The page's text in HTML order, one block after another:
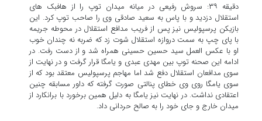
دقیقه ۳۹: سروش رفیعی در میانه میدان توپ را از هافبک های
استقلال دزدید و با پاس به سعید صادقی وی را صاحب توپ کرد. این
بازیکن پرسپولیس نیز پس از فریب مدافع استقلال در محوطه جریمه
با پای چپ به سمت دروازه استقلال شوت زد که ضربه نه چندان خوب
او با عکس العمل سید حسین حسینی همراه شد و از دست رفت. در
ادامه این صحنه توپ بین مهدی عبدی و یامگا قرار گرفت و در نهایت از
سوی مدافعان استقلال دفع شد اما مهاجم پرسپولیس معتقد بود که از
سوی یامگا روی وی خطای پنالتی صورت گرفته که داور مسابقه چنین
اعتقادی نداشت. در نهایت نیز یامگا به دلیل همین برخورد با برانکارد از
میدان خارج و جای خود را به صالح حردانی داد.